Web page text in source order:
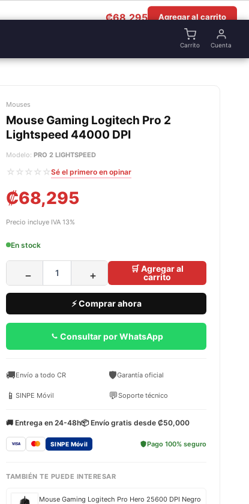
Carrito Cuenta
₡68,295 Agregar al carrito
Mouses
Mouse Gaming Logitech Pro 2
Lightspeed 44000 DPI
Modelo: PRO 2 LIGHTSPEED
☆☆☆☆☆Sé el primero en opinar
₡68,295
Precio incluye IVA 13%
En stock
− +
🛒 Agregar al
carrito
⚡ Comprar ahora
Consultar por WhatsApp
🚚Envío a todo CR 🛡️Garantía oficial
📱 SINPE Móvil 💬Soporte técnico
🚚 Entrega en 24-48h📦 Envío gratis desde ₡50,000
SINPE Móvil Pago 100% seguro
TAMBIÉN TE PUEDE INTERESAR
Mouse Gaming Logitech Pro Hero 25600 DPI Negro